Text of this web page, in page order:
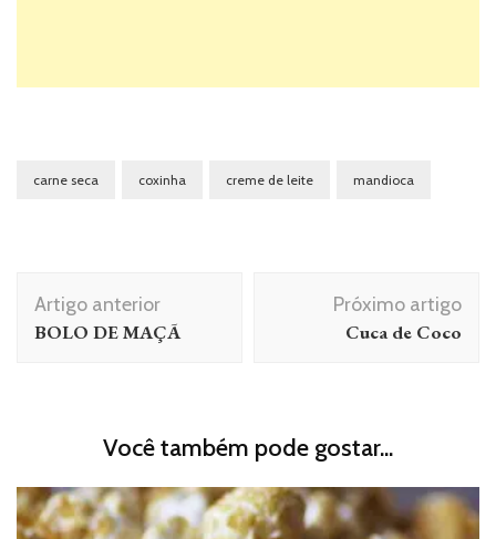
carne seca coxinha creme de leite mandioca
Navegação
de
Artigo anterior
BOLO DE MAÇÃ
Próximo artigo
Cuca de Coco
Você também pode gostar...